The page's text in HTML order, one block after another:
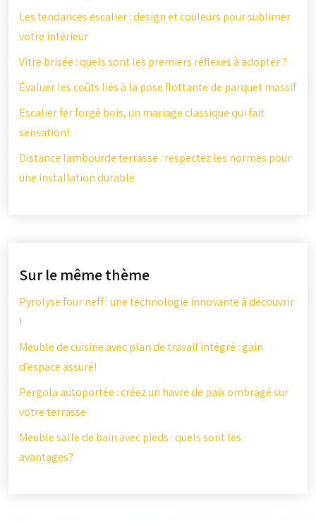
Les tendances escalier : design et couleurs pour sublimer
votre intérieur
Vitre brisée : quels sont les premiers réflexes à adopter ?
Évaluer les coûts liés à la pose flottante de parquet massif
Escalier fer forgé bois, un mariage classique qui fait
sensation!
Distance lambourde terrasse : respectez les normes pour
une installation durable
Sur le même thème
Pyrolyse four neff : une technologie innovante à découvrir
!
Meuble de cuisine avec plan de travail intégré : gain
d’espace assuré!
Pergola autoportée : créez un havre de paix ombragé sur
votre terrasse
Meuble salle de bain avec pieds : quels sont les
avantages?